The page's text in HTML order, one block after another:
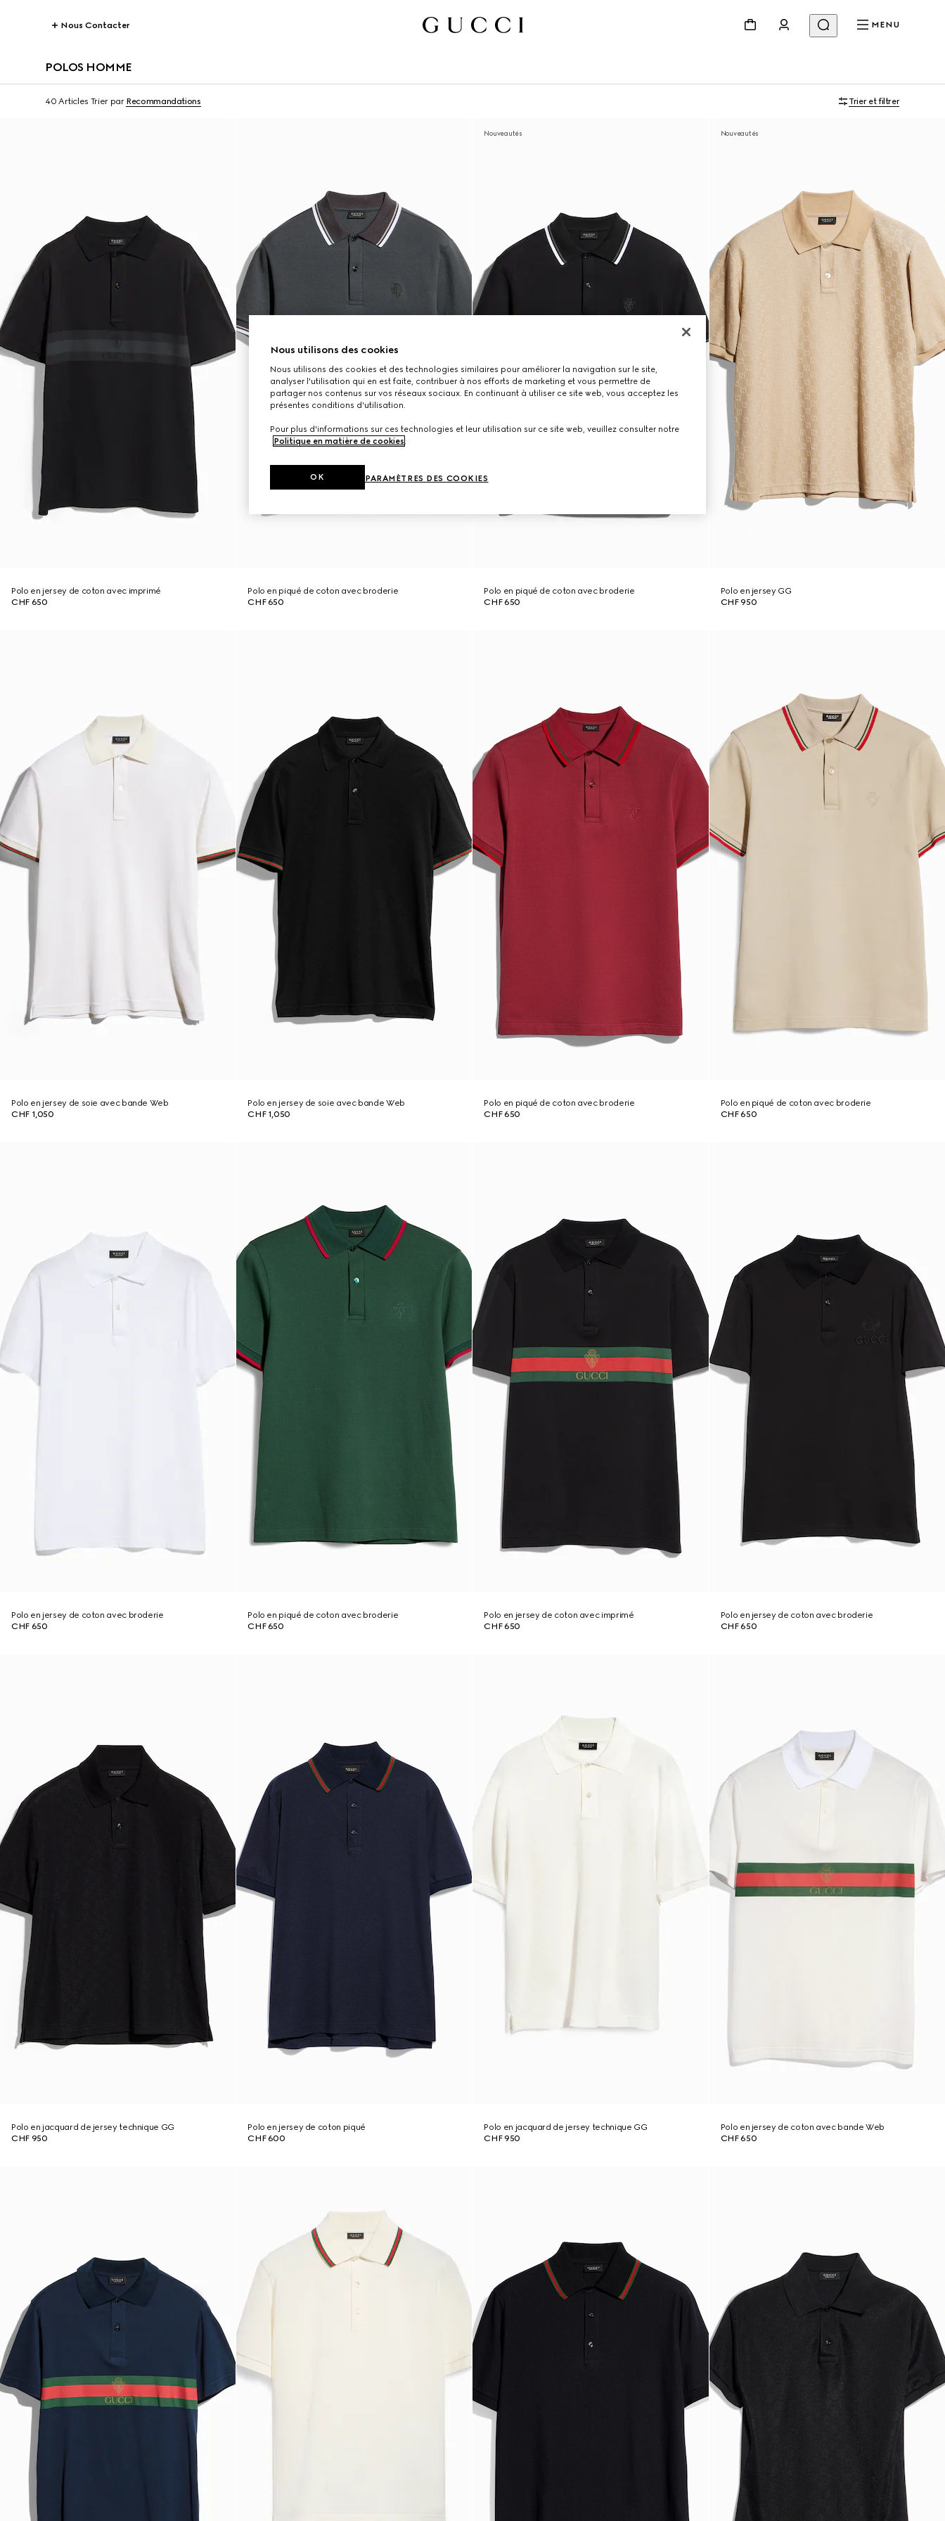
Nous Contacter MENU
POLOS HOMME
40 Articles Trier par Recommandations Trier et filtrer
Polo en jersey de coton avec imprimé
CHF 650
Polo en piqué de coton avec broderie
CHF 650
Nouveautés
Polo en piqué de coton avec broderie
CHF 650
Nouveautés
Polo en jersey GG
CHF 950
Polo en jersey de soie avec bande Web
CHF 1,050
Polo en jersey de soie avec bande Web
CHF 1,050
Polo en piqué de coton avec broderie
CHF 650
Polo en piqué de coton avec broderie
CHF 650
Polo en jersey de coton avec broderie
CHF 650
Polo en piqué de coton avec broderie
CHF 650
Polo en jersey de coton avec imprimé
CHF 650
Polo en jersey de coton avec broderie
CHF 650
Polo en jacquard de jersey technique GG
CHF 950
Polo en jersey de coton piqué
CHF 600
Polo en jacquard de jersey technique GG
CHF 950
Polo en jersey de coton avec bande Web
CHF 650
Nous utilisons des cookies
Nous utilisons des cookies et des technologies similaires pour améliorer la navigation sur le site,
analyser l'utilisation qui en est faite, contribuer à nos efforts de marketing et vous permettre de
partager nos contenus sur vos réseaux sociaux. En continuant à utiliser ce site web, vous acceptez les
présentes conditions d'utilisation.
Pour plus d'informations sur ces technologies et leur utilisation sur ce site web, veuillez consulter notre
Politique en matière de cookies.
PARAMÈTRES DES COOKIES
OK